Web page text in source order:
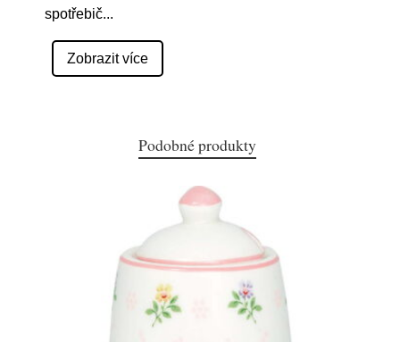
spotřebič...
Zobrazit více
Podobné produkty